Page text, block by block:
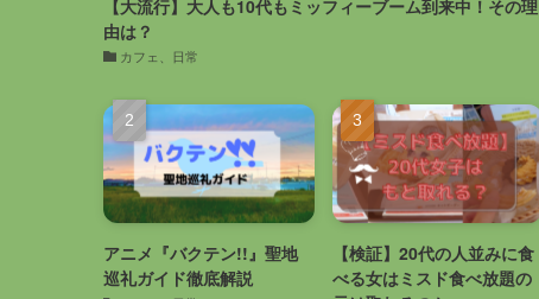
【大流行】大人も10代もミッフィーブーム到来中！その理
由は？
カフェ、日常
アニメ『バクテン!!』聖地
巡礼ガイド徹底解説
【検証】20代の人並みに食
べる女はミスド食べ放題の